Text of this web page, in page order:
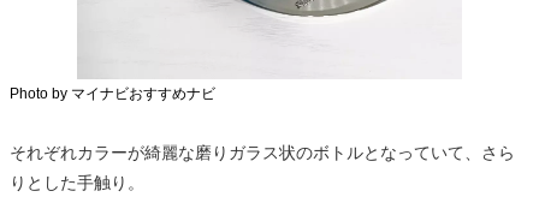
Photo by マイナビおすすめナビ
それぞれカラーが綺麗な磨りガラス状のボトルとなっていて、さら
りとした手触り。